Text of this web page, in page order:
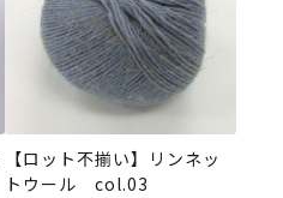
【ロット不揃い】リンネッ
トウール col.03